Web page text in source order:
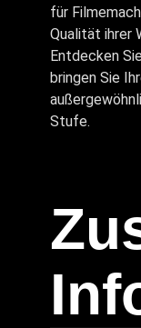
für
Qualität ihrer
Entdecken
bringen Sie
Stufe.